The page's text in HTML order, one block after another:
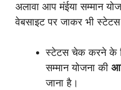
अलावा आप मंईया सम्मान
वेबसाइट पर जाकर भी
स्टेटस चेक करने के
सम्मान योजना की
जाना है।